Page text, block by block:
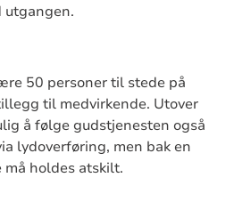
utgangen.
50 personer til stede på
til medvirkende. Utover
å følge gudstjenesten også
lydoverføring, men bak en
må holdes atskilt.